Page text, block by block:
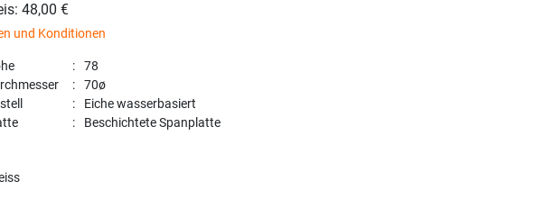
48,00 €
und Konditionen
78
70ø
Eiche wasserbasiert
Beschichtete Spanplatte